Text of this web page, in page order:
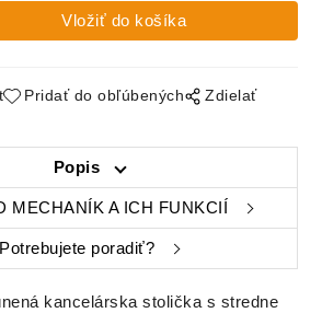
Pridať do obľúbených Zdielať
Popis
MECHANÍK A ICH FUNKCIÍ
Potrebujete poradiť?
kancelárska stolička s stredne